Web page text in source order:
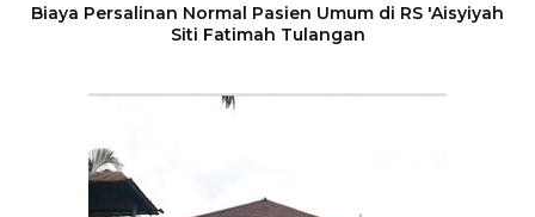
Biaya Persalinan Normal Pasien Umum di RS 'Aisyiyah
Siti Fatimah Tulangan